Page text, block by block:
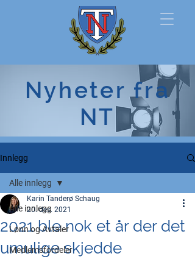
Tollerforbund
Nyheter fra
NT
Innlegg
Alle innlegg
Lønn og Avtaler
Medlemsfordeler
Alle innlegg
2021 ble nok et år der det
umulige skjedde
Karin Tanderø Schaug
20. des. 2021